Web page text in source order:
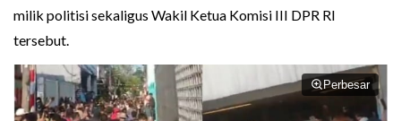
milik politisi sekaligus Wakil Ketua Komisi III DPR RI
tersebut.
Perbesar